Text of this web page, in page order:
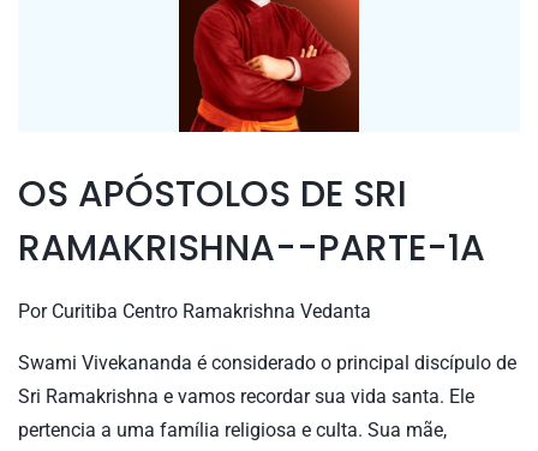
OS APÓSTOLOS DE SRI
RAMAKRISHNA--PARTE-1A
Por Curitiba Centro Ramakrishna Vedanta
Swami Vivekananda é considerado o principal discípulo de
Sri Ramakrishna e vamos recordar sua vida santa. Ele
pertencia a uma família religiosa e culta. Sua mãe,